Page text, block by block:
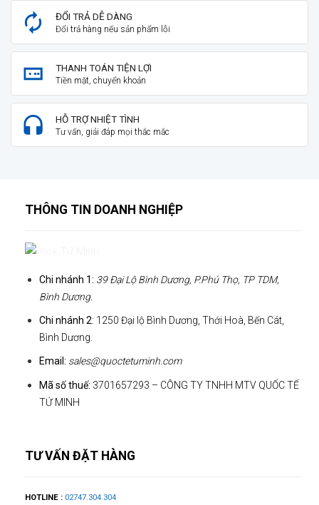
ĐỔI TRẢ DỄ DÀNG
Đổi trả hàng nếu sản phẩm lỗi
THANH TOÁN TIỆN LỢI
Tiền mặt, chuyển khoản
HỖ TRỢ NHIỆT TÌNH
Tư vấn, giải đáp mọi thắc mắc
THÔNG TIN DOANH NGHIỆP
Chi nhánh 1: 39 Đại Lộ Bình Dương, P.Phú Thọ, TP TDM,
Bình Dương.
Chi nhánh 2: 1250 Đại lộ Bình Dương, Thới Hoà, Bến Cát,
Bình Dương.
Email: sales@quoctetuminh.com
Mã số thuế: 3701657293 – CÔNG TY TNHH MTV QUỐC TẾ
TỨ MINH
TƯ VẤN ĐẶT HÀNG
HOTLINE : 02747.304.304